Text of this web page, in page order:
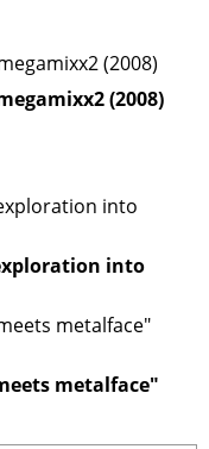
(2008)
into
metalface"